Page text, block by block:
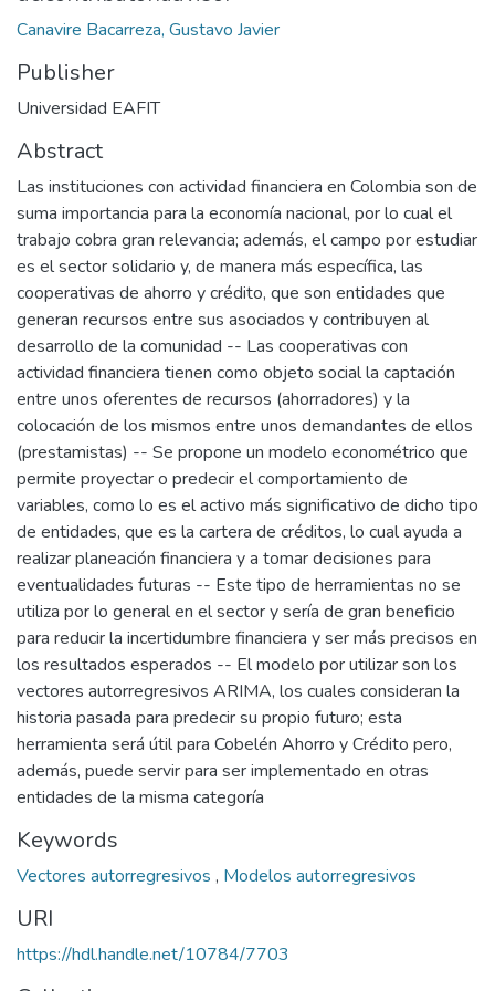
Canavire Bacarreza, Gustavo Javier
Publisher
Universidad EAFIT
Abstract
Las instituciones con actividad financiera en Colombia son de
suma importancia para la economía nacional, por lo cual el
trabajo cobra gran relevancia; además, el campo por estudiar
es el sector solidario y, de manera más específica, las
cooperativas de ahorro y crédito, que son entidades que
generan recursos entre sus asociados y contribuyen al
desarrollo de la comunidad -- Las cooperativas con
actividad financiera tienen como objeto social la captación
entre unos oferentes de recursos (ahorradores) y la
colocación de los mismos entre unos demandantes de ellos
(prestamistas) -- Se propone un modelo econométrico que
permite proyectar o predecir el comportamiento de
variables, como lo es el activo más significativo de dicho tipo
de entidades, que es la cartera de créditos, lo cual ayuda a
realizar planeación financiera y a tomar decisiones para
eventualidades futuras -- Este tipo de herramientas no se
utiliza por lo general en el sector y sería de gran beneficio
para reducir la incertidumbre financiera y ser más precisos en
los resultados esperados -- El modelo por utilizar son los
vectores autorregresivos ARIMA, los cuales consideran la
historia pasada para predecir su propio futuro; esta
herramienta será útil para Cobelén Ahorro y Crédito pero,
además, puede servir para ser implementado en otras
entidades de la misma categoría
Keywords
Vectores autorregresivos , Modelos autorregresivos
URI
https://hdl.handle.net/10784/7703